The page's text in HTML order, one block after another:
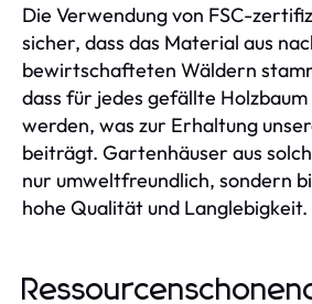
Die Verwendung von FSC-
sicher, dass das Material aus
bewirtschafteten Wäldern
dass für jedes gefällte
werden, was zur Erhaltung
beiträgt. Gartenhäuser aus
nur umweltfreundlich, sondern
hohe Qualität und Langlebigkeit.